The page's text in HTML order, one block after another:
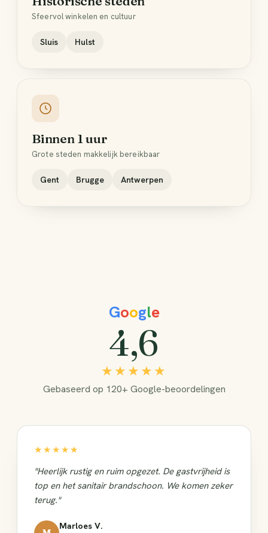
Sfeervol winkelen en cultuur
Sluis Hulst
Binnen 1 uur
Grote steden makkelijk bereikbaar
Gent Brugge Antwerpen
Google
4,6
★★★★★
Gebaseerd op 120+ Google-beoordelingen
★★★★★
"Heerlijk rustig en ruim opgezet. De gastvrijheid is
top en het sanitair brandschoon. We komen zeker
terug."
Marloes V.